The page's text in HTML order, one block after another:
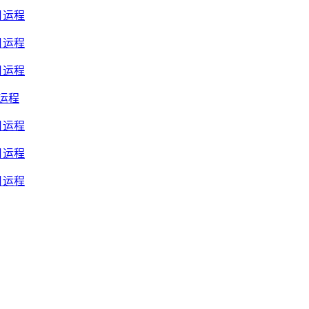
运程
运程
运程
程
运程
运程
运程